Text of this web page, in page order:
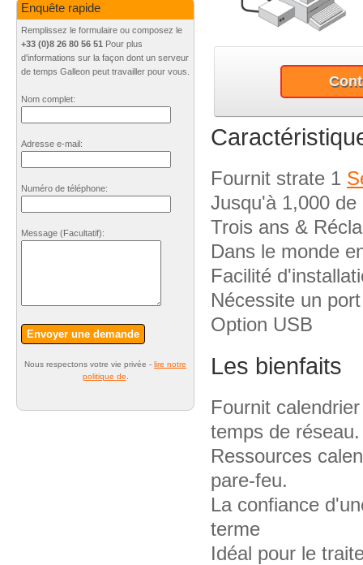
Fournit strate 1
Jusqu'à 1,000
Trois ans &
Dans le monde
Facilité
Nécessite un
Option USB
Les bienfaits
Fournit
temps de réseau.
Ressources
pare-feu.
La confiance
terme
Idéal pour le
Enquête rapide
Remplissez le formulaire ou composez le
+33 (0)8 26 80 56 51 Pour plus
d'informations sur la façon dont un serveur
de temps Galleon peut travailler pour vous.
Nom complet:
Adresse e-mail:
Numéro de téléphone:
Message (Facultatif):
Envoyer une demande
Nous respectons votre vie privée - lire notre
politique de.